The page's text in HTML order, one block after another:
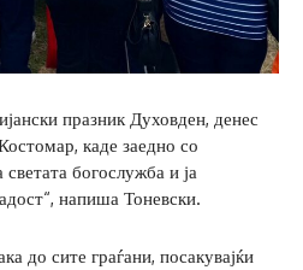
празник Духовден, денес
каде заедно со
богослужба и ја
напиша Тоневски.
до сите граѓани, посакувајќи